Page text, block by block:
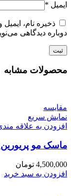
ایمیل *
ذخیره نام،
دوباره دیدگاهی
محصولات مشابه
مقايسه
نمایش سریع
افزودن به علاقه
ماسک مو پریورین
4,500,000 تومان
افزودن به سبد خرید